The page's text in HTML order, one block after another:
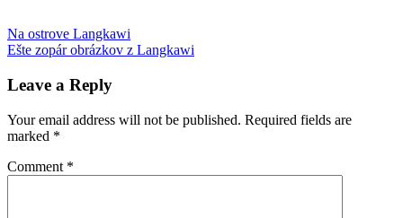
marine
park Payar
s
Post
navigation
Previous
Post:
Na ostrove Langkawi
Next
Ešte zopár obrázkov z Langkawi
Leave a Reply
Your email address will not be published. Required fields are
marked *
Comment *